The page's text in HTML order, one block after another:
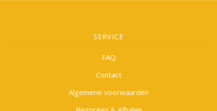
SERVICE
FAQ
Contact
Algemene voorwaarden